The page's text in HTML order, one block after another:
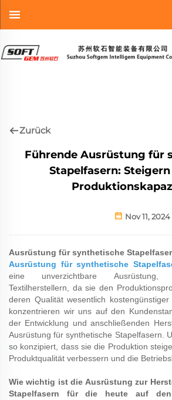
Zurück
Führende Ausrüstung für
Stapelfasern: Steigern
Nov 11, 2024
Ausrüstung für synthetische
Ausrüstung für synthetische
eine unverzichtbare Ausrüstung,
Textilherstellern, da sie den
deren Qualität wesentlich
konzentrieren wir uns auf den
der Entwicklung und anschließenden
Ausrüstung für synthetische Stapelfasern.
so konzipiert, dass sie die Produktion
Produktqualität verbessern und die
Wie wichtig ist die Ausrüstung zur
Stapelfasern für die heute auf den